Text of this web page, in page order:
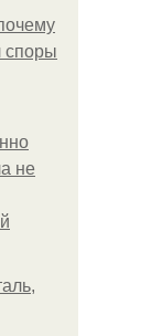
споры
не